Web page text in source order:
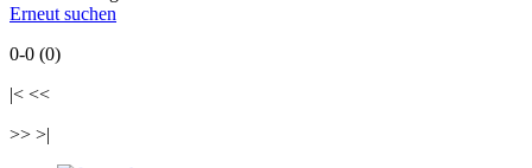
Erneut suchen
0-0 (0)
|< <<
>> >|